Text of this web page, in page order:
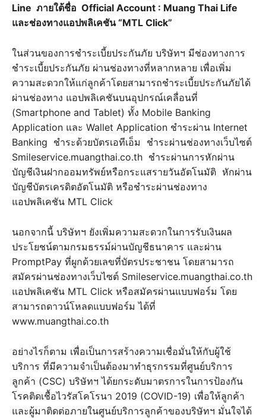
Line ภายใต้ชื่อ Official Account : Muang Thai Life
และช่องทางแอปพลิเคชัน “MTL Click”
ในส่วนของการชำระเบี้ยประกันภัย บริษัทฯ มีช่องทางการ
ชำระเบี้ยประกันภัย ผ่านช่องทางที่หลากหลาย เพื่อเพิ่ม
ความสะดวกให้แก่ลูกค้าโดยสามารถชำระเบี้ยประกันภัยได้
ผ่านช่องทาง แอปพลิเคชันบนอุปกรณ์เคลื่อนที่
(Smartphone and Tablet) ทั้ง Mobile Banking
Application และ Wallet Application ชำระผ่าน Internet
Banking ชำระด้วยบัตรเอทีเอ็ม ชำระผ่านช่องทางเว็บไซต์
Smileservice.muangthai.co.th ชำระผ่านการหักผ่าน
บัญชีเงินฝากออมทรัพย์หรือกระแสรายวันอัตโนมัติ หักผ่าน
บัญชีบัตรเครดิตอัตโนมัติ หรือชำระผ่านช่องทาง
แอปพลิเคชัน MTL Click
นอกจากนี้ บริษัทฯ ยังเพิ่มความสะดวกในการรับเงินผล
ประโยชน์ตามกรมธรรม์ผ่านบัญชีธนาคาร และผ่าน
PromptPay ที่ผูกด้วยเลขที่บัตรประชาชน โดยสามารถ
สมัครผ่านช่องทางเว็บไซต์ Smileservice.muangthai.co.th
แอปพลิเคชัน MTL Click หรือสมัครผ่านแบบฟอร์ม โดย
สามารถดาวน์โหลดแบบฟอร์ม ได้ที่
www.muangthai.co.th
อย่างไรก็ตาม เพื่อเป็นการสร้างความเชื่อมั่นให้กับผู้ใช้
บริการ ที่มีความจำเป็นต้องมาทำธุรกรรมที่ศูนย์บริการ
ลูกค้า (CSC) บริษัทฯ ได้ยกระดับมาตรการในการป้องกัน
โรคติดเชื้อไวรัสโคโรนา 2019 (COVID-19) เพื่อให้ลูกค้า
และผู้มาติดต่อภายในศูนย์บริการลูกค้าของบริษัทฯ มั่นใจได้